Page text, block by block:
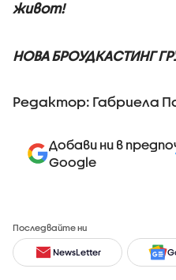
живот!
НОВА БРОУДКАСТИНГ
Редактор: Габриела
Добави ни в
Google
Последвайте ни
NewsLetter